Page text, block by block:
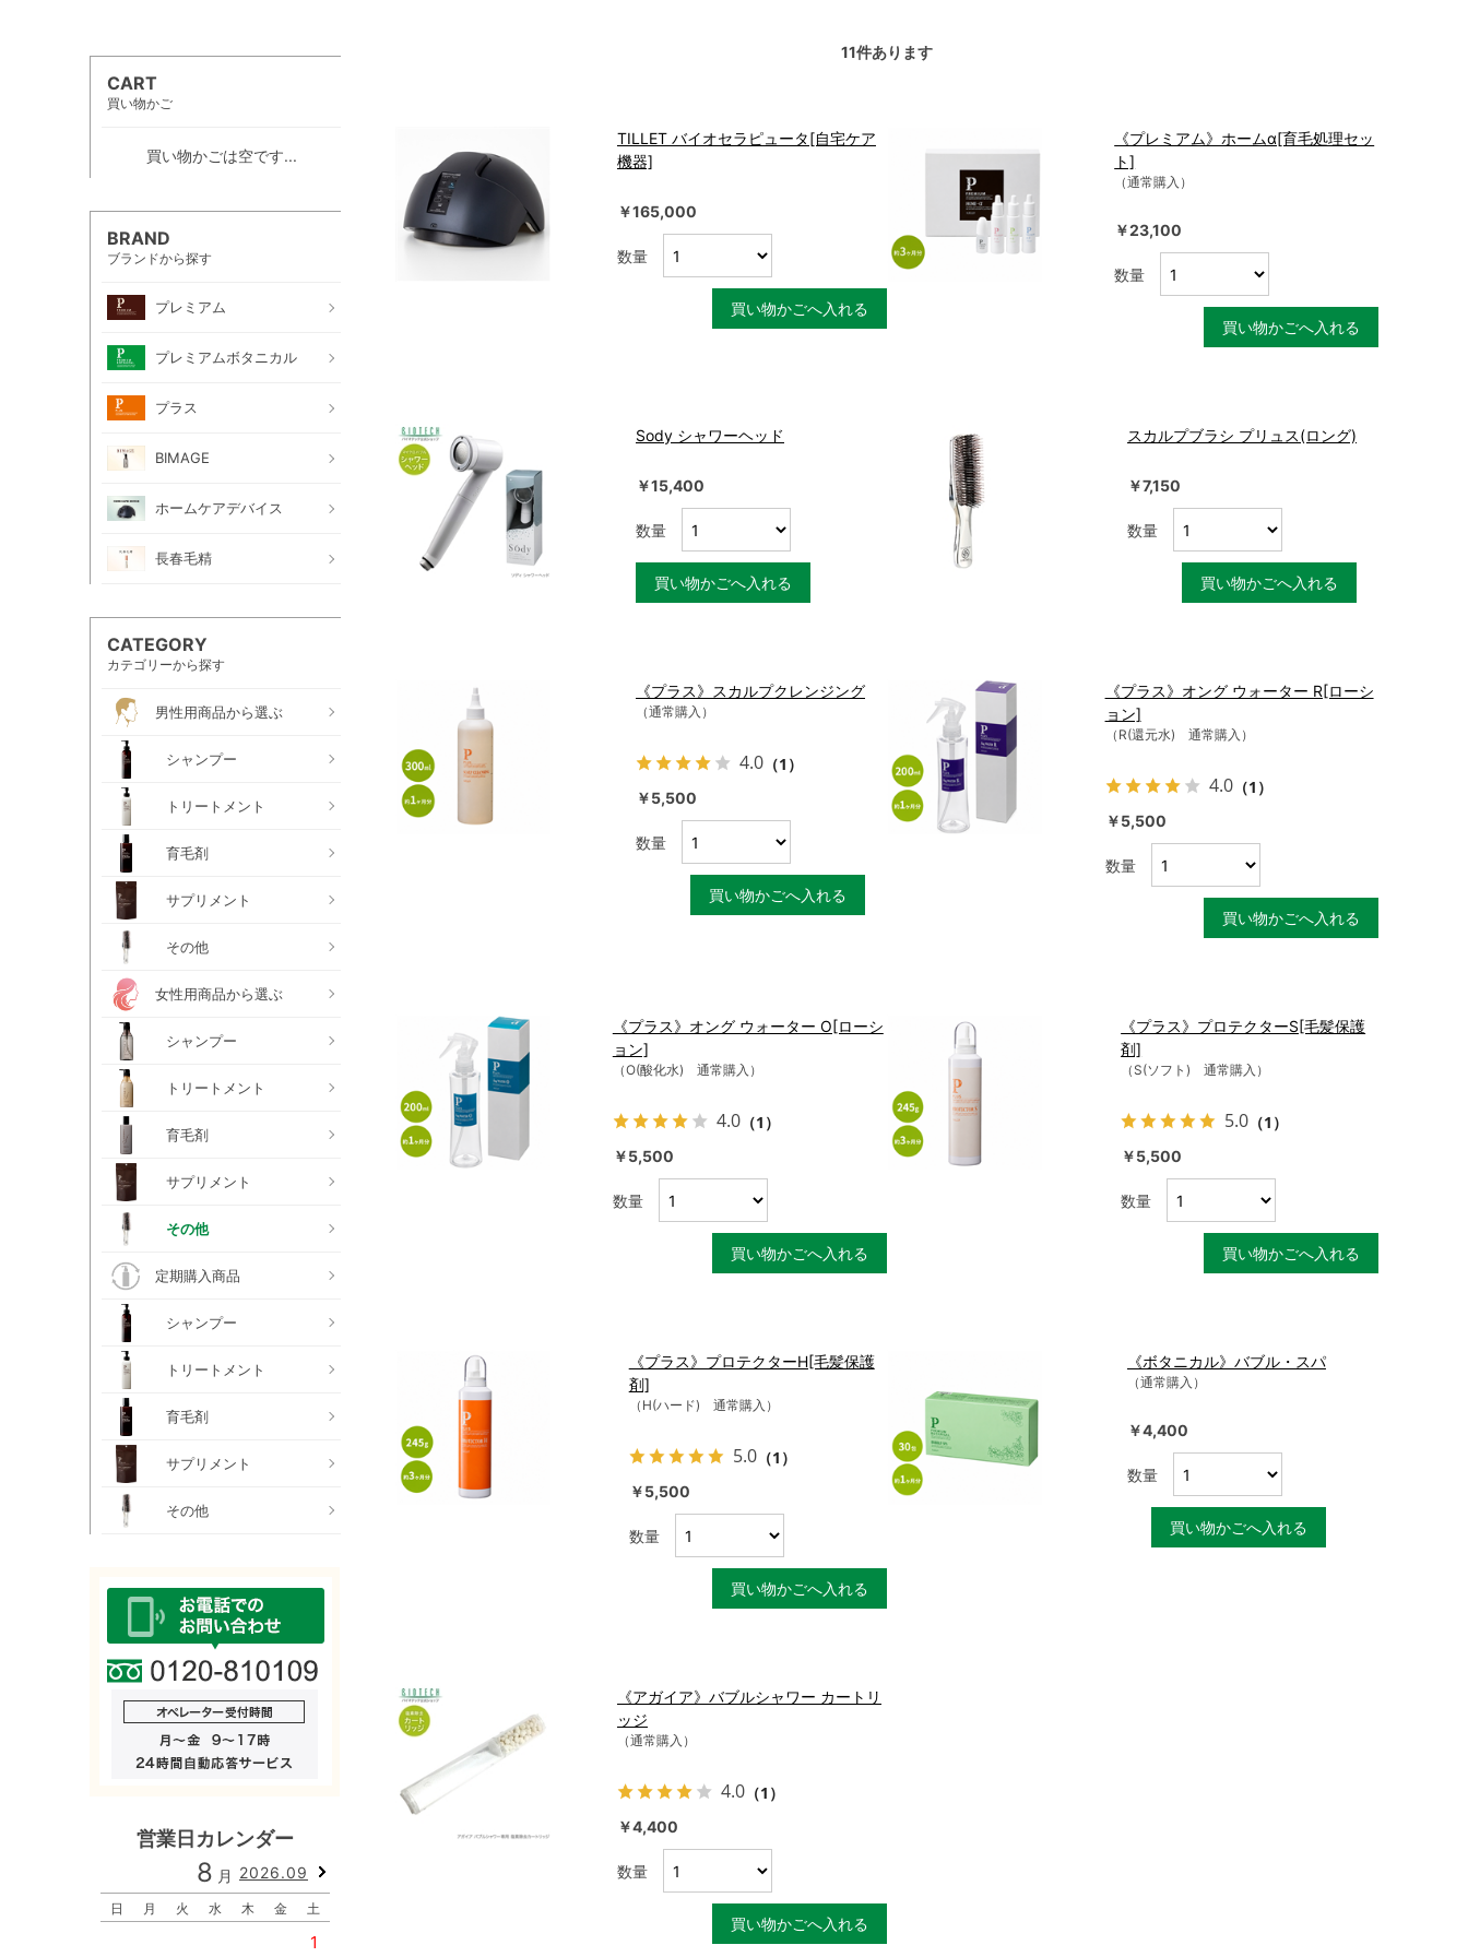
CART
買い物かご
買い物かごは空です...
BRAND
ブランドから探す
プレミアム
プレミアムボタニカル
プラス
BIMAGE
ホームケアデバイス
長春毛精
CATEGORY
カテゴリーから探す
男性用商品から選ぶ
シャンプー
トリートメント
育毛剤
サプリメント
その他
女性用商品から選ぶ
シャンプー
トリートメント
育毛剤
サプリメント
その他
定期購入商品
シャンプー
トリートメント
育毛剤
サプリメント
その他
営業日カレンダー
8 月 2026.09
日 月 火 水 木 金 土
1
2026.11
水 木 金 土
1 2
3
11件あります
TILLET バイオセラピュータ[自宅ケア
機器]
￥165,000
数量
買い物かごへ入れる
《プレミアム》ホームα[育毛処理セッ
ト]
（通常購入）
￥23,100
数量
買い物かごへ入れる
Sody シャワーヘッド
￥15,400
数量
買い物かごへ入れる
スカルプブラシ プリュス(ロング)
￥7,150
数量
買い物かごへ入れる
《プラス》スカルプクレンジング
（通常購入）
4.0 （1）
￥5,500
数量
買い物かごへ入れる
《プラス》オング ウォーター R[ローシ
ョン]
（R(還元水) 通常購入）
4.0（1）
￥5,500
数量
買い物かごへ入れる
《プラス》オング ウォーター O[ローシ
ョン]
（O(酸化水) 通常購入）
4.0（1）
￥5,500
数量
買い物かごへ入れる
《プラス》プロテクターS[毛髪保護
剤]
（S(ソフト) 通常購入）
5.0 （1）
￥5,500
数量
買い物かごへ入れる
《プラス》プロテクターH[毛髪保護
剤]
（H(ハード) 通常購入）
5.0（1）
￥5,500
数量
買い物かごへ入れる
《ボタニカル》バブル・スパ
（通常購入）
￥4,400
数量
買い物かごへ入れる
《アガイア》バブルシャワー カートリ
ッジ
（通常購入）
4.0（1）
￥4,400
数量
買い物かごへ入れる